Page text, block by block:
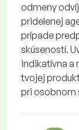
odmeny
pridelenej
prípade
skúseností.
indikatívna a
tvojej
pri osobnom